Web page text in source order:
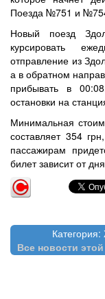
Поезда №751 и
Новый поезд
курсировать
отправление из
а в обратном
прибывать в
остановки на
Минимальная
составляет 354
пассажирам
билет зависит от
Все новости